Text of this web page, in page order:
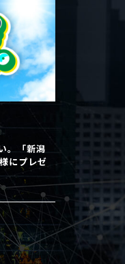
。「新潟
にプレゼ